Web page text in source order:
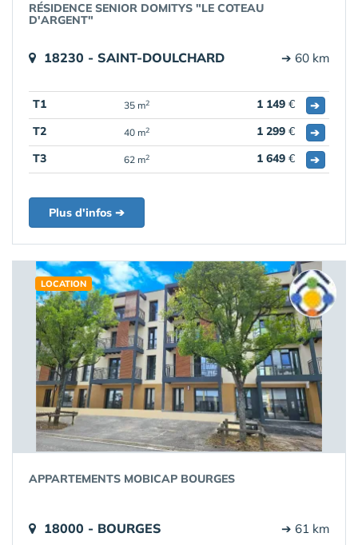
RÉSIDENCE SENIOR DOMITYS "LE COTEAU
D'ARGENT"
18230 - SAINT-DOULCHARD ➔ 60 km
T1 35 m2 1 149 €
➔
T2
40 m2 1 299 €
➔
T3
62 m2 1 649 € ➔
Plus d'infos ➔
LOCATION
APPARTEMENTS MOBICAP BOURGES
18000 - BOURGES ➔ 61 km